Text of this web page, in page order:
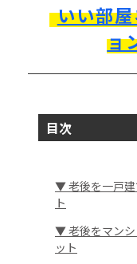
いい部
ョ
目次
▼ 老後を一戸建
ト
▼ 老後をマンシ
ット